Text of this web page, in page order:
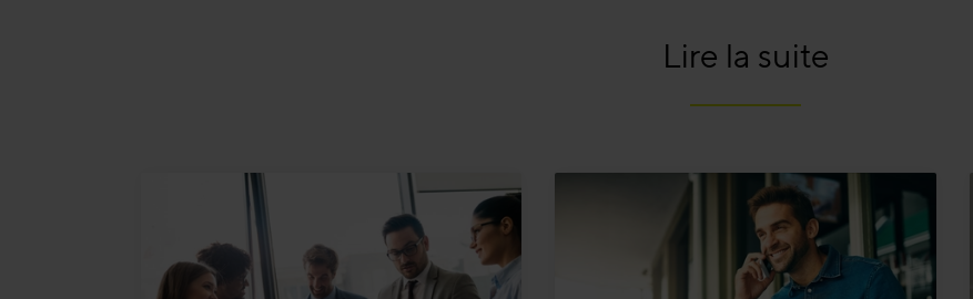
Lire la suite